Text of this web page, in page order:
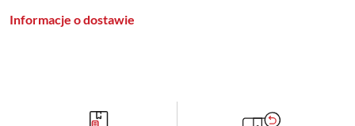
Informacje o dostawie